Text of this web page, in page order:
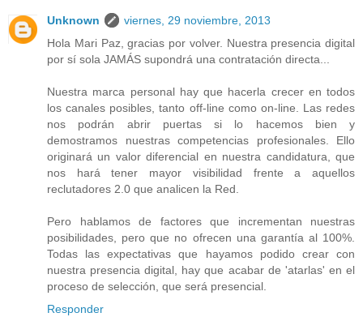
Unknown
viernes, 29 noviembre, 2013
Hola Mari Paz, gracias por volver. Nuestra presencia digital
por sí sola JAMÁS supondrá una contratación directa...
Nuestra marca personal hay que hacerla crecer en todos
los canales posibles, tanto off-line como on-line. Las redes
nos podrán abrir puertas si lo hacemos bien y
demostramos nuestras competencias profesionales. Ello
originará un valor diferencial en nuestra candidatura, que
nos hará tener mayor visibilidad frente a aquellos
reclutadores 2.0 que analicen la Red.
Pero hablamos de factores que incrementan nuestras
posibilidades, pero que no ofrecen una garantía al 100%.
Todas las expectativas que hayamos podido crear con
nuestra presencia digital, hay que acabar de 'atarlas' en el
proceso de selección, que será presencial.
Responder